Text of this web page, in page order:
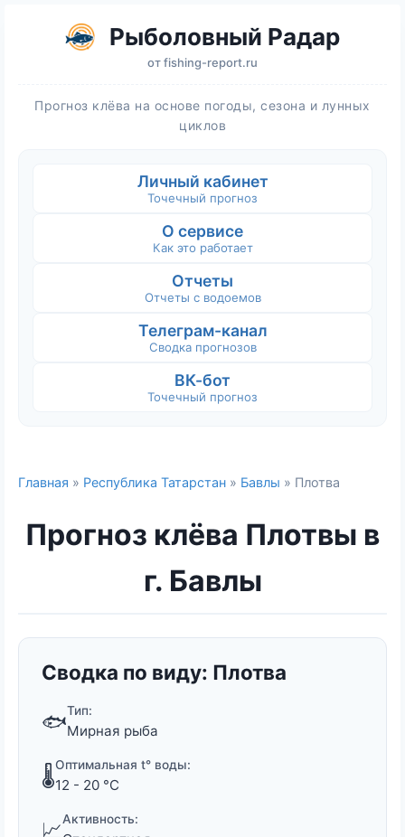
Рыболовный Радар
отfishing-report.ru
Прогноз клёва на основе погоды, сезона и лунных
циклов
Личный кабинет
Точечный прогноз
О сервисе
Как это работает
Отчеты
Отчеты с водоемов
Телеграм-канал
Сводка прогнозов
ВК-бот
Точечный прогноз
Главная » Республика Татарстан » Бавлы » Плотва
Прогноз клёва Плотвы в
г. Бавлы
Сводка по виду: Плотва
🐟Тип:
Мирная рыба
🌡️Оптимальная t° воды:
12 - 20 °C
📈Активность: